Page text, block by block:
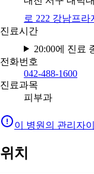
로 222 강남프라
진료시간
20:00에 진료
전화번호
042-488-1600
진료과목
피부과
이 병원의 관리자
위치